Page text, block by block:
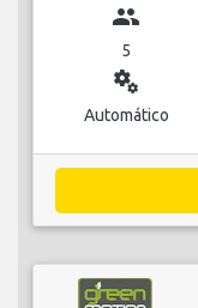
group
5
miscellaneous_services
Automático